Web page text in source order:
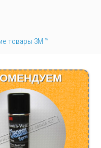
товары 3М ™